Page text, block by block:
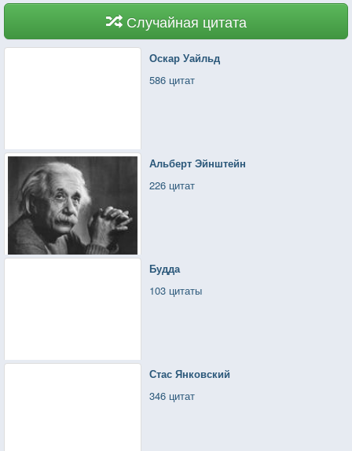
Случайная цитата
Оскар Уайльд
586 цитат
Альберт Эйнштейн
226 цитат
Будда
103 цитаты
Стас Янковский
346 цитат